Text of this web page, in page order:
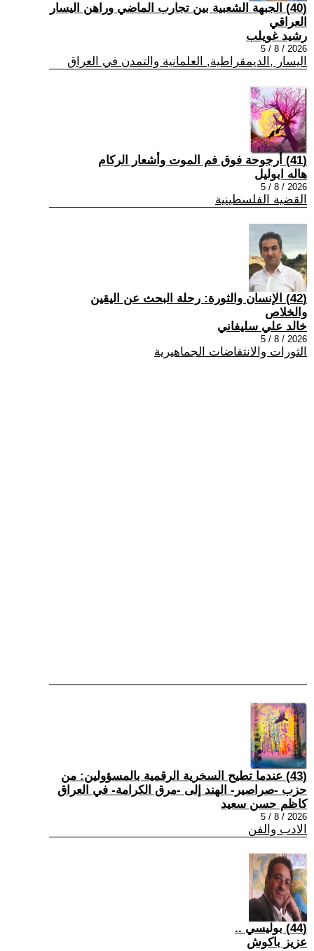
(40) الجبهة الشعبية بين تجارب الماضي وراهن اليسار
العراقي
رشيد غويلب
2026 / 8 / 5
اليسار ,الديمقراطية, العلمانية والتمدن في العراق
(41) أرجوحة فوق فم الموت وأشعار الركام
هاله ابوليل
2026 / 8 / 5
القضية الفلسطينية
(42) الإنسان والثورة: رحلة البحث عن اليقين
والخلاص
خالد علي سليفاني
2026 / 8 / 5
الثورات والانتفاضات الجماهيرية
(43) عندما تطيح السخرية الرقمية بالمسؤولين: من
حزب -صراصير- الهند إلى -مرق الكرامة- في العراق
كاظم حسن سعيد
2026 / 8 / 5
الادب والفن
(44) بوليسي ..
عزيز باكوش